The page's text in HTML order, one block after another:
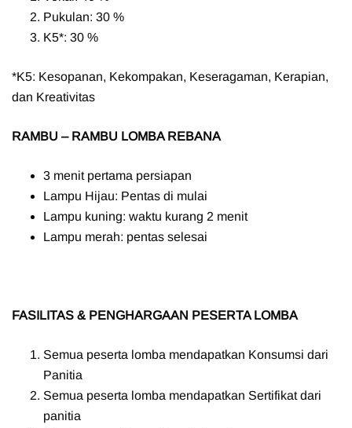
Pukulan: 30 %
K5*: 30 %
*K5: Kesopanan, Kekompakan, Keseragaman, Kerapian,
dan Kreativitas
RAMBU – RAMBU LOMBA REBANA
3 menit pertama persiapan
Lampu Hijau: Pentas di mulai
Lampu kuning: waktu kurang 2 menit
Lampu merah: pentas selesai
FASILITAS & PENGHARGAAN PESERTA LOMBA
Semua peserta lomba mendapatkan Konsumsi dari
Panitia
Semua peserta lomba mendapatkan Sertifikat dari
panitia